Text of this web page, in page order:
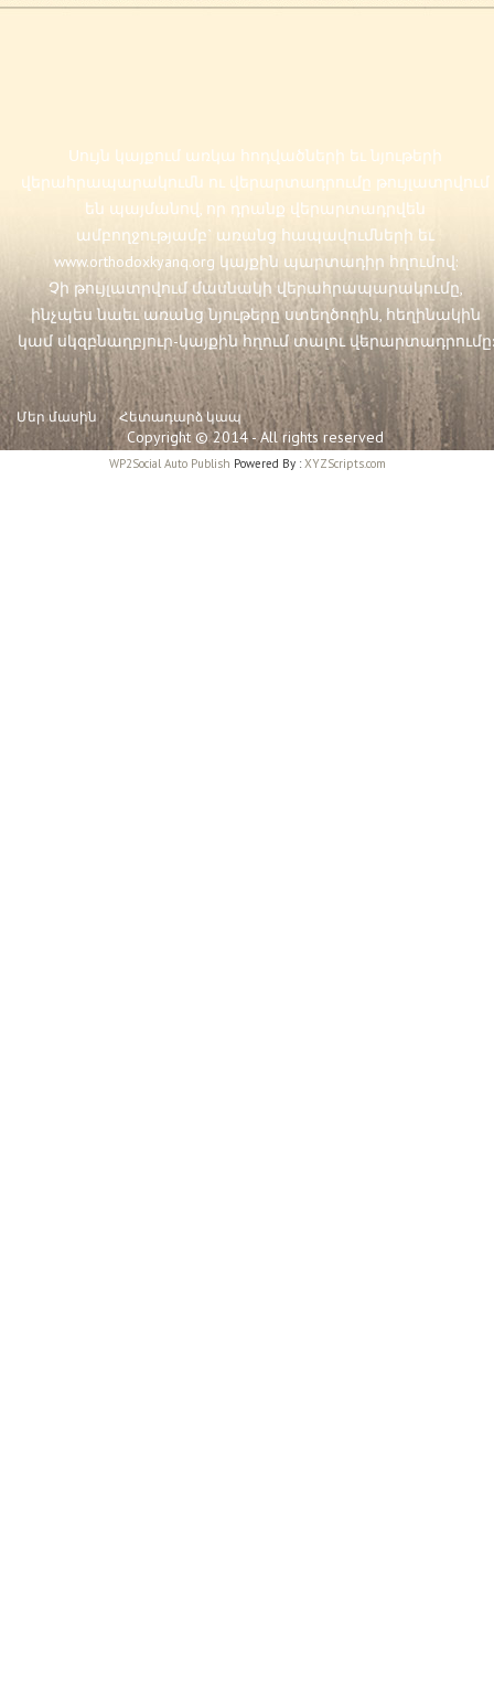
Սույն կայքում առկա հոդվածների եւ նյութերի
վերահրապարակումն ու վերարտադրումը թույլատրվում
են պայմանով, որ դրանք վերարտադրվեն
ամբողջությամբ` առանց հապավումների եւ
www.orthodoxkyanq.org կայքին պարտադիր հղումով:
Չի թույլատրվում մասնակի վերահրապարակումը,
ինչպես նաեւ առանց նյութերը ստեղծողին, հեղինակին
կամ սկզբնաղբյուր-կայքին հղում տալու վերարտադրումը:
Մեր մասին Հետադարձ կապ
Copyright © 2014 - All rights reserved
WP2Social Auto Publish Powered By :XYZScripts.com